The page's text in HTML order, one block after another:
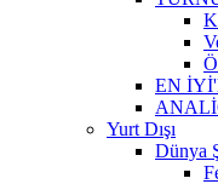
EN
Yurt Dışı
Dünya